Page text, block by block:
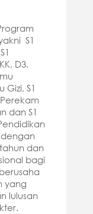
S1
D3.
Gizi, S1
Perekam
dan S1
dengan
dan
bagi
yang
lulusan